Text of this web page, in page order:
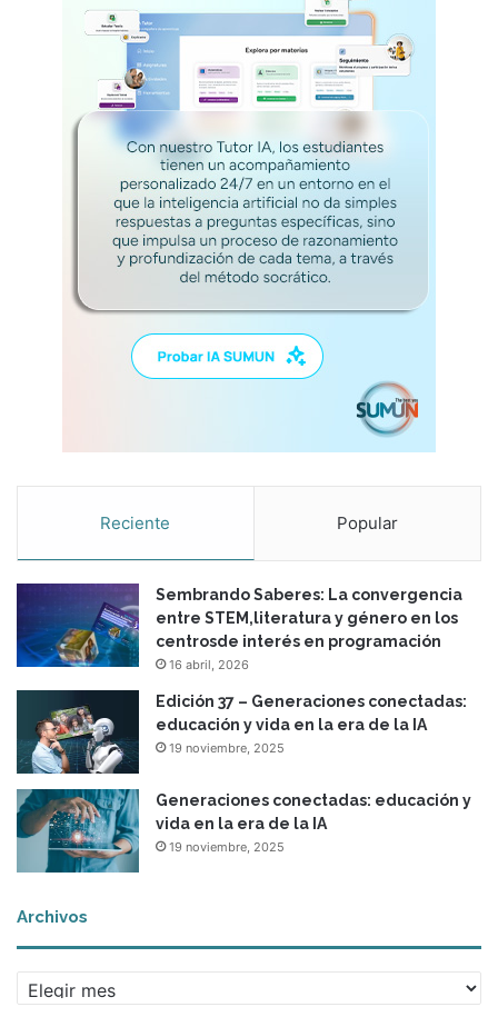
Reciente Popular
Sembrando Saberes: La convergencia
entre STEM,literatura y género en los
centrosde interés en programación
16 abril, 2026
Edición 37 – Generaciones conectadas:
educación y vida en la era de la IA
19 noviembre, 2025
Generaciones conectadas: educación y
vida en la era de la IA
19 noviembre, 2025
Archivos
r